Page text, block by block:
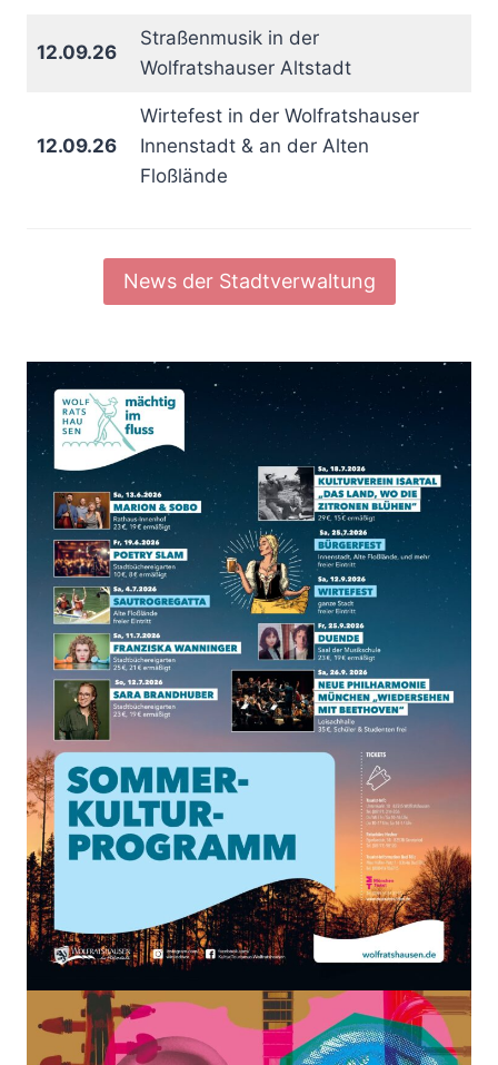
12.09.26
Straßenmusik in der
Wolfratshauser Altstadt
12.09.26
Wirtefest in der Wolfratshauser
Innenstadt & an der Alten
Floßlände
News der Stadtverwaltung